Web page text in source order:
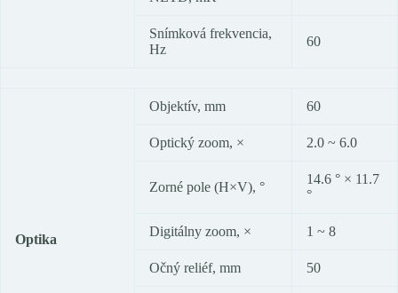
Snímková frekvencia,
Hz
60
Optika
Objektív, mm 60
Optický zoom, × 2.0 ~ 6.0
Zorné pole (H×V), °
14.6 ° × 11.7
°
Digitálny zoom, × 1 ~ 8
Očný reliéf, mm 50